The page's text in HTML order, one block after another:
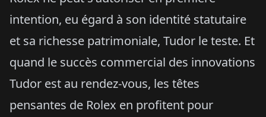
intention, eu égard à son identité statutaire
et sa richesse patrimoniale, Tudor le teste. Et
quand le succès commercial des innovations
Tudor est au rendez-vous, les têtes
pensantes de Rolex en profitent pour